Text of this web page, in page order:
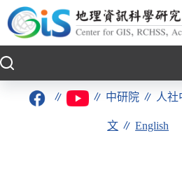
至
要
∥ ∥ 中研院 ∥ 人社
文 ∥English